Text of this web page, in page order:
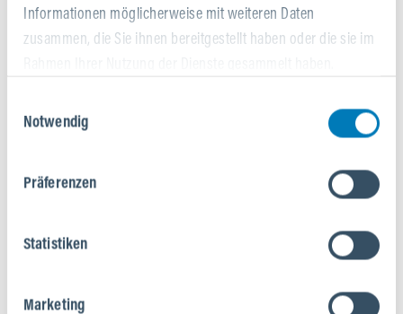
Informationen möglicherweise mit weiteren Daten
zusammen, die Sie ihnen bereitgestellt haben oder die sie im
Notwendig
Präferenzen
Statistiken
Marketing
Drehmoment und einer Nennleistung von 250 W. Mit seiner